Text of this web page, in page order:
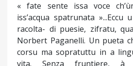
« fate sente issa voce
iss’acqua spatrunata »...Eccu
racolta- di puesie, zifratu,
Norbert Paganelli. Un pueta
corsu ma sopratuttu in a
vita. Senza fruntiere, à